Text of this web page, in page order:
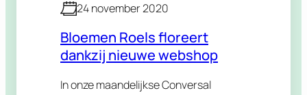
24 november 2020
Bloemen Roels floreert
dankzij nieuwe webshop
In onze maandelijkse Conversal